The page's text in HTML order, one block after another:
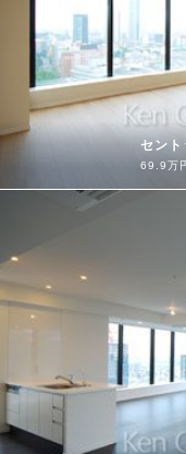
セン
69.9万